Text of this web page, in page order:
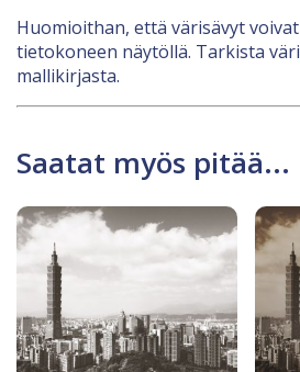
Huomioithan, että värisävyt
tietokoneen näytöllä. Tarkista
mallikirjasta.
Saatat myös pitää...